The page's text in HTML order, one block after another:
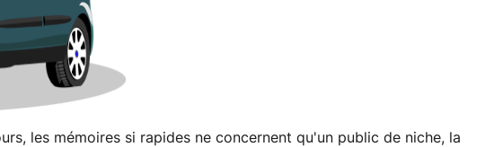
les mémoires si rapides ne concernent qu'un public de niche, la